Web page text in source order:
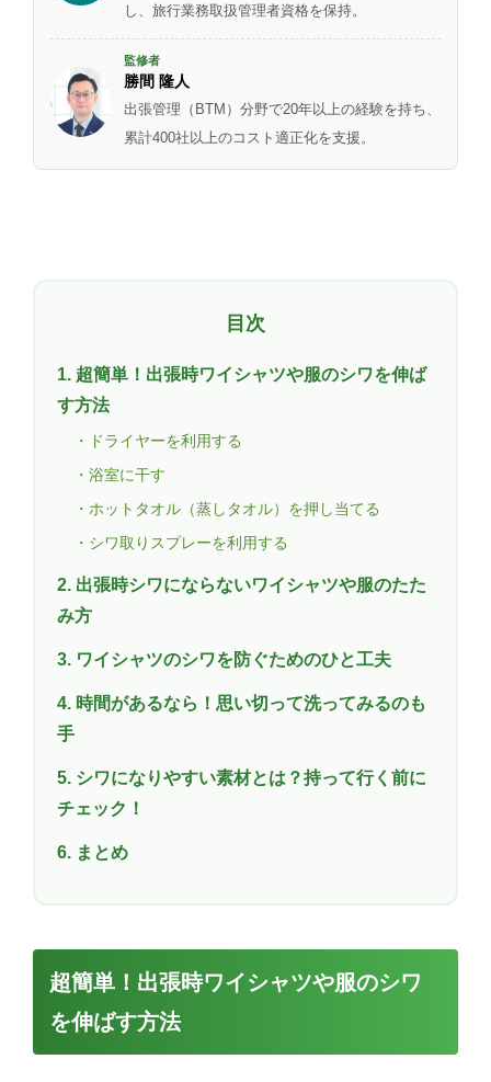
し、旅行業務取扱管理者資格を保持。
監修者
勝間 隆人
出張管理（BTM）分野で20年以上の経験を持ち、
累計400社以上のコスト適正化を支援。
目次
1. 超簡単！出張時ワイシャツや服のシワを伸ば
す方法
・ドライヤーを利用する
・浴室に干す
・ホットタオル（蒸しタオル）を押し当てる
・シワ取りスプレーを利用する
2. 出張時シワにならないワイシャツや服のたた
み方
3. ワイシャツのシワを防ぐためのひと工夫
4. 時間があるなら！思い切って洗ってみるのも
手
5. シワになりやすい素材とは？持って行く前に
チェック！
6. まとめ
超簡単！出張時ワイシャツや服のシワ
を伸ばす方法